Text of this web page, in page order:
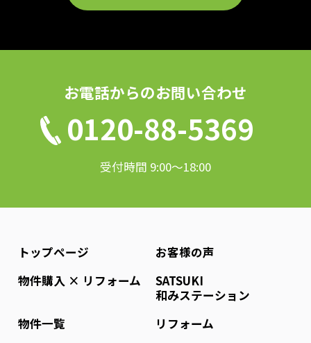
お電話からのお問い合わせ
0120-88-5369
受付時間 9:00〜18:00
トップページ
お客様の声
物件購入 × リフォーム
SATSUKI
和みステーション
物件一覧
リフォーム